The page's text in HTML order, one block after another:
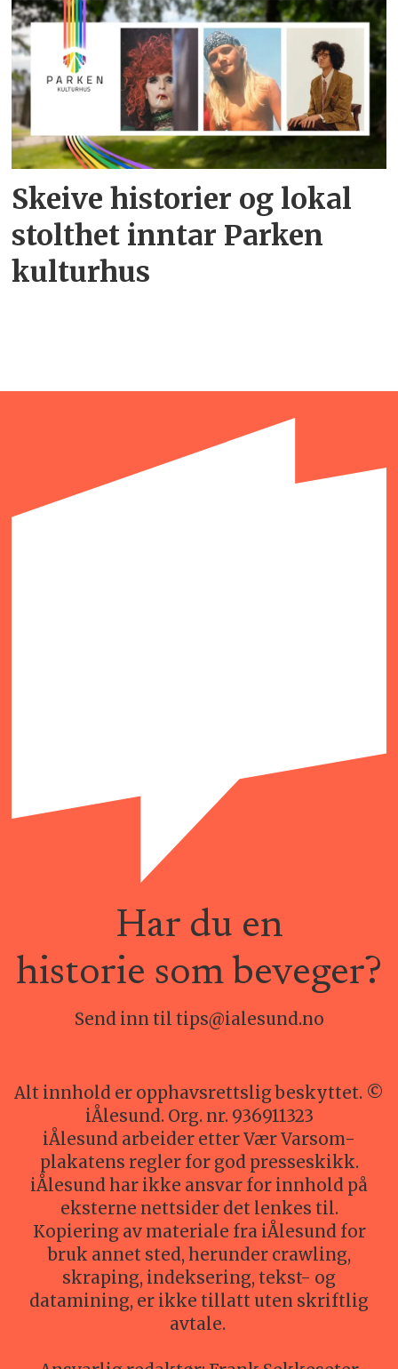
Skeive historier og lokal
stolthet inntar Parken
kulturhus
Har du en
historie som beveger?
Send inn til tips@ialesund.no
Alt innhold er opphavsrettslig beskyttet. ©
iÅlesund. Org. nr. 936911323
iÅlesund arbeider etter Vær Varsom-
plakatens regler for god presseskikk.
iÅlesund har ikke ansvar for innhold på
eksterne nettsider det lenkes til.
Kopiering av materiale fra iÅlesund for
bruk annet sted, herunder crawling,
skraping, indeksering, tekst- og
datamining, er ikke tillatt uten skriftlig
avtale.